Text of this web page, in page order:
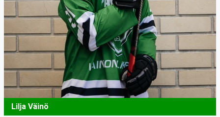
Lilja Väinö